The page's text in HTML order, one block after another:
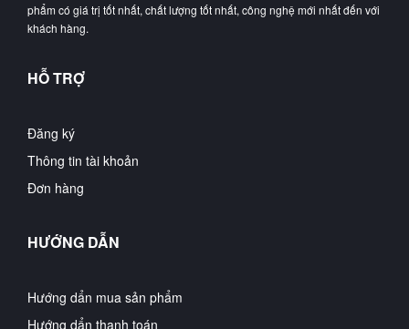
phẩm có giá trị tốt nhất, chất lượng tốt nhất, công nghệ mới nhất đến với
khách hàng.
HỖ TRỢ
Đăng ký
Thông tin tài khoản
Đơn hàng
HƯỚNG DẪN
Hướng dẩn mua sản phẩm
Hướng dẩn thanh toán